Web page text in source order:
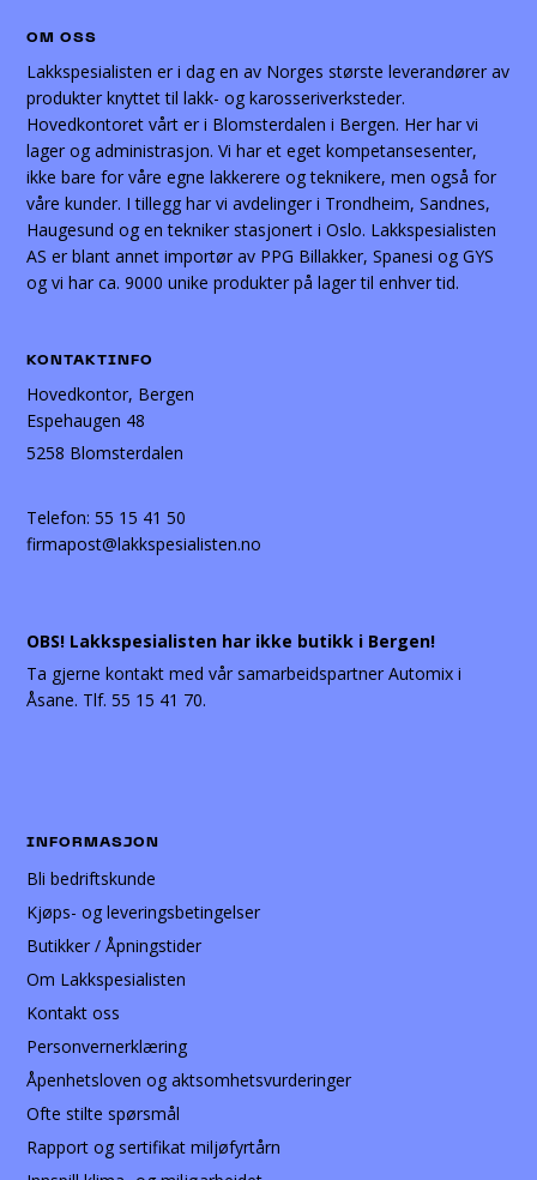
OM OSS
Lakkspesialisten er i dag en av Norges største leverandører av
produkter knyttet til lakk- og karosseriverksteder.
Hovedkontoret vårt er i Blomsterdalen i Bergen. Her har vi
lager og administrasjon. Vi har et eget kompetansesenter,
ikke bare for våre egne lakkerere og teknikere, men også for
våre kunder. I tillegg har vi avdelinger i Trondheim, Sandnes,
Haugesund og en tekniker stasjonert i Oslo. Lakkspesialisten
AS er blant annet importør av PPG Billakker, Spanesi og GYS
og vi har ca. 9000 unike produkter på lager til enhver tid.
KONTAKTINFO
Hovedkontor, Bergen
Espehaugen 48
5258 Blomsterdalen
Telefon:55 15 41 50
firmapost@lakkspesialisten.no
OBS! Lakkspesialisten har ikke butikk i Bergen!
Ta gjerne kontakt med vår samarbeidspartner Automix i
Åsane. Tlf. 55 15 41 70.
INFORMASJON
Bli bedriftskunde
Kjøps- og leveringsbetingelser
Butikker / Åpningstider
Om Lakkspesialisten
Kontakt oss
Personvernerklæring
Åpenhetsloven og aktsomhetsvurderinger
Ofte stilte spørsmål
Rapport og sertifikat miljøfyrtårn